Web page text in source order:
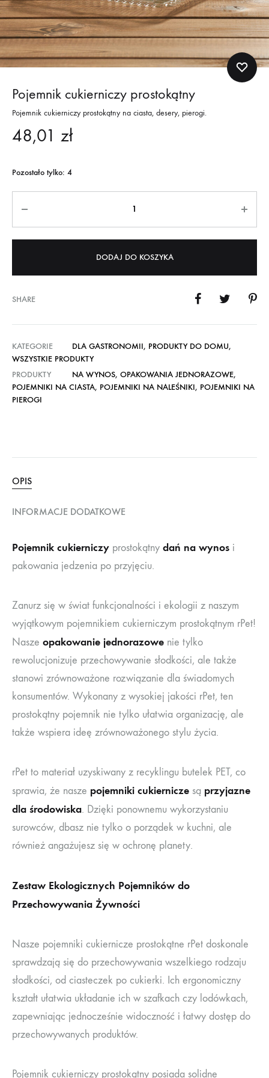
Pojemnik cukierniczy prostokątny
Pojemnik cukierniczy prostokątny na ciasta, desery, pierogi.
48,01 zł
Pozostało tylko: 4
DODAJ DO KOSZYKA
SHARE
KATEGORIE DLA GASTRONOMII, PRODUKTY DO DOMU,
WSZYSTKIE PRODUKTY
PRODUKTY
NA WYNOS, OPAKOWANIA JEDNORAZOWE,
POJEMNIKI NA CIASTA, POJEMNIKI NA NALEŚNIKI, POJEMNIKI NA
PIEROGI
OPIS
INFORMACJE DODATKOWE
Pojemnik cukierniczy prostokątny dań na wynos i
pakowania jedzenia po przyjęciu.
Zanurz się w świat funkcjonalności i ekologii z naszym
wyjątkowym pojemnikiem cukierniczym prostokątnym rPet!
Nasze opakowanie jednorazowe nie tylko
rewolucjonizuje przechowywanie słodkości, ale także
stanowi zrównoważone rozwiązanie dla świadomych
konsumentów. Wykonany z wysokiej jakości rPet, ten
prostokątny pojemnik nie tylko ułatwia organizację, ale
także wspiera ideę zrównoważonego stylu życia.
rPet to materiał uzyskiwany z recyklingu butelek PET, co
sprawia, że nasze pojemniki cukiernicze są przyjazne
dla środowiska. Dzięki ponownemu wykorzystaniu
surowców, dbasz nie tylko o porządek w kuchni, ale
również angażujesz się w ochronę planety.
Zestaw Ekologicznych Pojemników do
Przechowywania Żywności
Nasze pojemniki cukiernicze prostokątne rPet doskonale
sprawdzają się do przechowywania wszelkiego rodzaju
słodkości, od ciasteczek po cukierki. Ich ergonomiczny
kształt ułatwia układanie ich w szafkach czy lodówkach,
zapewniając jednocześnie widoczność i łatwy dostęp do
przechowywanych produktów.
Pojemnik cukierniczy prostokątny posiada solidne